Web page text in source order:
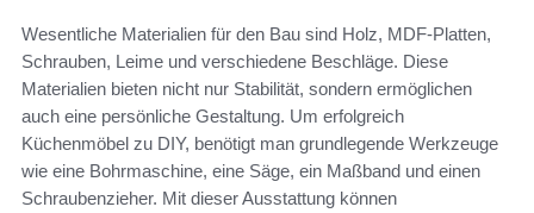
Wesentliche Materialien für den Bau sind Holz, MDF-Platten,
Schrauben, Leime und verschiedene Beschläge. Diese
Materialien bieten nicht nur Stabilität, sondern ermöglichen
auch eine persönliche Gestaltung. Um erfolgreich
Küchenmöbel zu DIY, benötigt man grundlegende Werkzeuge
wie eine Bohrmaschine, eine Säge, ein Maßband und einen
Schraubenzieher. Mit dieser Ausstattung können